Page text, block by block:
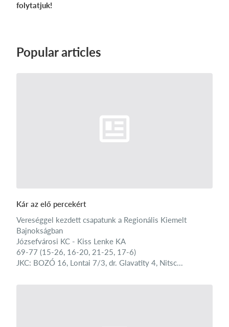
folytatjuk!
Popular articles
Kár az elő percekért
Vereséggel kezdett csapatunk a Regionális Kiemelt
Bajnokságban
Józsefvárosi KC - Kiss Lenke KA
69-77 (15-26, 16-20, 21-25, 17-6)
JKC: BOZÓ 16, Lontai 7/3, dr. Glavatity 4, Nitsc...